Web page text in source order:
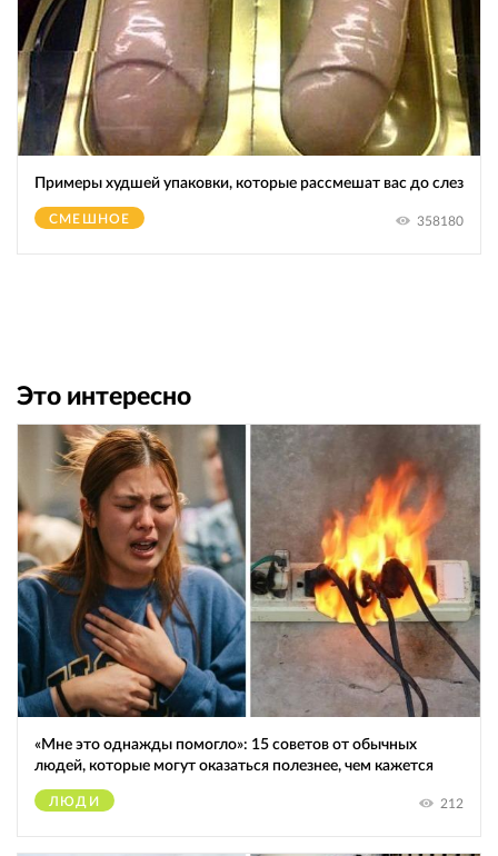
Примеры худшей упаковки, которые рассмешат вас до слез
СМЕШНОЕ 358180
Это интересно
«Мне это однажды помогло»: 15 советов от обычных
людей, которые могут оказаться полезнее, чем кажется
ЛЮДИ 212